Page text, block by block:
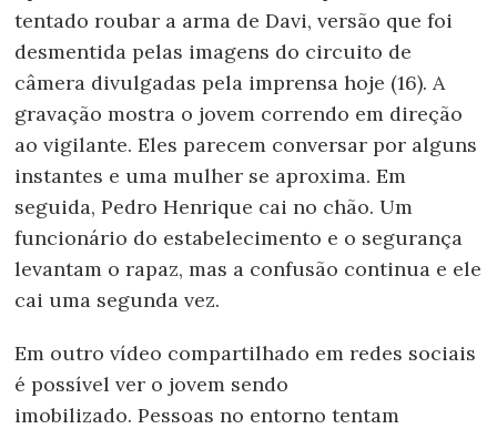
tentado roubar a arma de Davi, versão que foi
desmentida pelas imagens do circuito de
câmera divulgadas pela imprensa hoje (16). A
gravação mostra o jovem correndo em direção
ao vigilante. Eles parecem conversar por alguns
instantes e uma mulher se aproxima. Em
seguida, Pedro Henrique cai no chão. Um
funcionário do estabelecimento e o segurança
levantam o rapaz, mas a confusão continua e ele
cai uma segunda vez.
Em outro vídeo compartilhado em redes sociais
é possível ver o jovem sendo
imobilizado. Pessoas no entorno tentam